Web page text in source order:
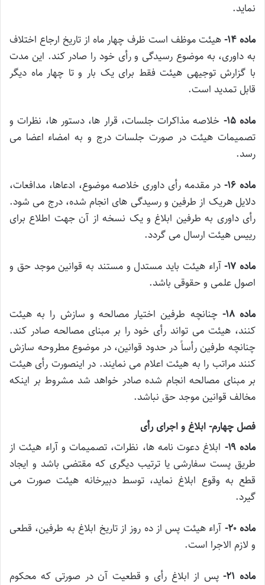
نماید.
ماده ۱۴-
هیئت موظف است ظرف چهار ماه از تاریخ ارجاع اختلاف
به داوری، به موضوع رسیدگی و رأی خود را صادر کند. این مدت
با گزارش توجیهی هیئت فقط برای یک بار و تا چهار ماه دیگر
قابل تمدید است.
ماده ۱۵-
خلاصه مذاکرات جلسات، قرار ها، دستور ها، نظرات و
تصمیمات هیئت در صورت جلسات درج و به امضاء اعضا می
رسد.
ماده ۱۶-
در مقدمه رأی داوری خلاصه موضوع، ادعاها، مدافعات،
دلایل هریک از طرفین و رسیدگی های انجام شده، درج می شود.
رأی داوری به طرفین ابلاغ و یک نسخه از آن جهت اطلاع برای
رییس هیئت ارسال می گردد.
ماده ۱۷-
آراء هیئت باید مستدل و مستند به قوانین موجد حق و
اصول علمی و حقوقی باشد.
ماده ۱۸-
چنانچه طرفین اختیار مصالحه و سازش را به هیئت
کنند، هیئت می تواند رأی خود را بر مبنای مصالحه صادر کند.
چنانچه طرفین رأساً در حدود قوانین، در موضوع مطروحه سازش
کنند مراتب را به هیئت اعلام می نمایند. در اینصورت رأی هیئت
بر مبنای مصالحه انجام شده صادر خواهد شد مشروط بر اینکه
مخالف قوانین موجد حق نباشد.
فصل چهارم- ابلاغ و اجرای رأی
ماده ۱۹-
ابلاغ دعوت نامه ها، نظرات، تصمیمات و آراء هیئت از
طریق پست سفارشی یا ترتیب دیگری که مقتضی باشد و ایجاد
قطع به وقوع ابلاغ نماید، توسط دبیرخانه هیئت صورت می
گیرد.
ماده ۲۰-
آراء هیئت پس از ده روز از تاریخ ابلاغ به طرفین، قطعی
و لازم الاجرا است.
ماده ۲۱-
پس از ابلاغ رأی و قطعیت آن در صورتی که محکوم